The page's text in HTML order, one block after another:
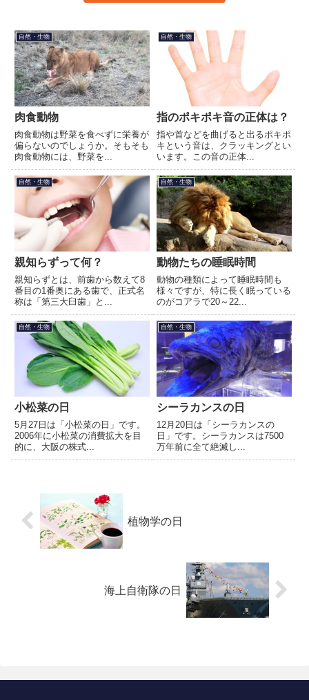
自然・生物
肉食動物
肉食動物は野菜を食べずに栄養が
偏らないのでしょうか。そもそも
肉食動物には、野菜を...
自然・生物
指のポキポキ音の正体は？
指や首などを曲げると出るポキポ
キという音は、クラッキングとい
います。この音の正体...
自然・生物
親知らずって何？
親知らずとは、前歯から数えて8
番目の1番奥にある歯で、正式名
称は「第三大臼歯」と...
自然・生物
動物たちの睡眠時間
動物の種類によって睡眠時間も
様々ですが、特に長く眠っている
のがコアラで20～22...
自然・生物
小松菜の日
5月27日は「小松菜の日」です。
2006年に小松菜の消費拡大を目
的に、大阪の株式...
自然・生物
シーラカンスの日
12月20日は「シーラカンスの
日」です。シーラカンスは7500
万年前に全て絶滅し...
植物学の日
海上自衛隊の日